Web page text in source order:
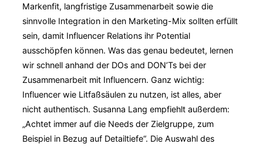
Markenfit, langfristige Zusammenarbeit sowie die
sinnvolle Integration in den Marketing-Mix sollten erfüllt
sein, damit Influencer Relations ihr Potential
ausschöpfen können. Was das genau bedeutet, lernen
wir schnell anhand der DOs and DON’Ts bei der
Zusammenarbeit mit Influencern. Ganz wichtig:
Influencer wie Litfaßsäulen zu nutzen, ist alles, aber
nicht authentisch. Susanna Lang empfiehlt außerdem:
„Achtet immer auf die Needs der Zielgruppe, zum
Beispiel in Bezug auf Detailtiefe“. Die Auswahl des